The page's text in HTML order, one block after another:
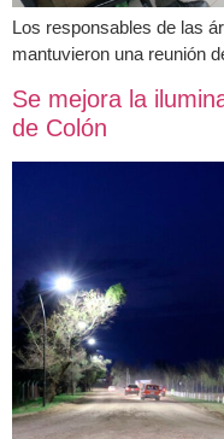
Los responsables de las
mantuvieron una reunión
Se mejora la
de Colón